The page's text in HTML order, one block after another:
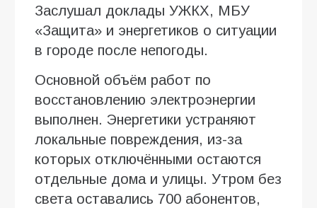
Заслушал доклады УЖКХ, МБУ
«Защита» и энергетиков о ситуации
в городе после непогоды.
Основной объём работ по
восстановлению электроэнергии
выполнен. Энергетики устраняют
локальные повреждения, из-за
которых отключёнными остаются
отдельные дома и улицы. Утром без
света оставались 700 абонентов,